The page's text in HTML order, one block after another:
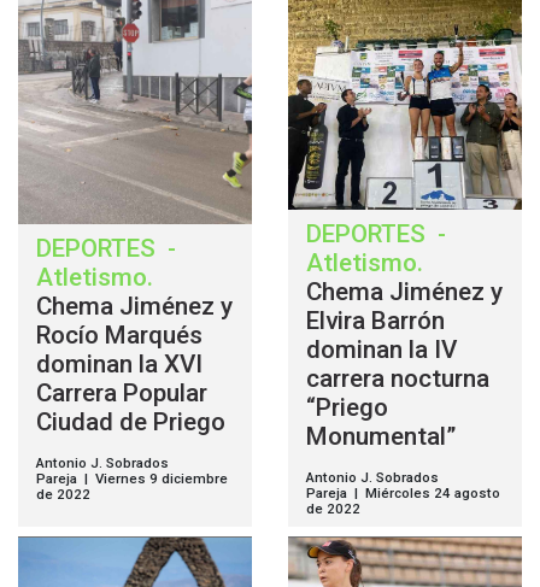
DEPORTES -
Atletismo.
Chema Jiménez y
Rocío Marqués
dominan la XVI
Carrera Popular
Ciudad de Priego
Antonio J. Sobrados
Pareja | Viernes 9 diciembre
de 2022
DEPORTES -
Atletismo.
Chema Jiménez y
Elvira Barrón
dominan la IV
carrera nocturna
“Priego
Monumental”
Antonio J. Sobrados
Pareja | Miércoles 24 agosto
de 2022